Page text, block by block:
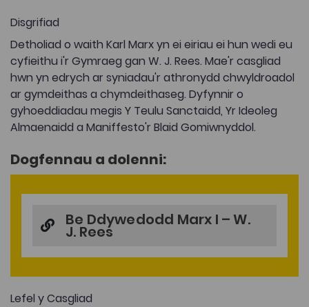
Disgrifiad
Detholiad o waith Karl Marx yn ei eiriau ei hun wedi eu
cyfieithu i'r Gymraeg gan W. J. Rees. Mae'r casgliad
hwn yn edrych ar syniadau'r athronydd chwyldroadol
ar gymdeithas a chymdeithaseg. Dyfynnir o
gyhoeddiadau megis Y Teulu Sanctaidd, Yr Ideoleg
Almaenaidd a Maniffesto'r Blaid Gomiwnyddol.
Dogfennau a dolenni:
Be Ddywedodd Marx I – W.
J. Rees
Lefel y Casgliad